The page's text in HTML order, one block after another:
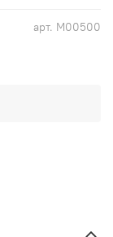
арт. M00500